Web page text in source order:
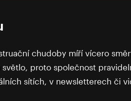
chudoby míří vícero
světlo, proto společnost
sítích, v newsletterech či